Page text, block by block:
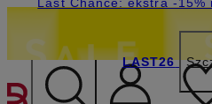
PRZEJDŹ
LAST26